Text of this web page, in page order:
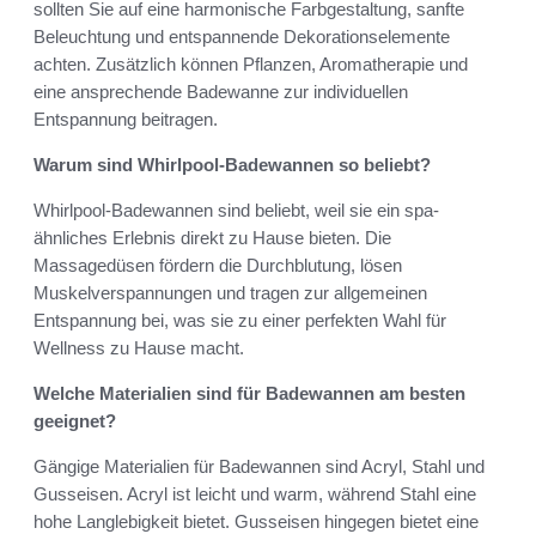
sollten Sie auf eine harmonische Farbgestaltung, sanfte
Beleuchtung und entspannende Dekorationselemente
achten. Zusätzlich können Pflanzen, Aromatherapie und
eine ansprechende Badewanne zur individuellen
Entspannung beitragen.
Warum sind Whirlpool-Badewannen so beliebt?
Whirlpool-Badewannen sind beliebt, weil sie ein spa-
ähnliches Erlebnis direkt zu Hause bieten. Die
Massagedüsen fördern die Durchblutung, lösen
Muskelverspannungen und tragen zur allgemeinen
Entspannung bei, was sie zu einer perfekten Wahl für
Wellness zu Hause macht.
Welche Materialien sind für Badewannen am besten
geeignet?
Gängige Materialien für Badewannen sind Acryl, Stahl und
Gusseisen. Acryl ist leicht und warm, während Stahl eine
hohe Langlebigkeit bietet. Gusseisen hingegen bietet eine